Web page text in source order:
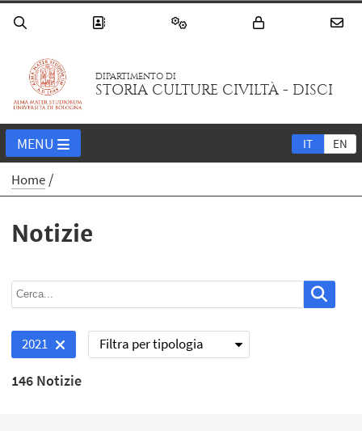
DIPARTIMENTO DI
STORIA CULTURE CIVILTÀ - DISCI
IT EN
MENU
Home
Notizie
2021 Filtra per tipologia
146 Notizie